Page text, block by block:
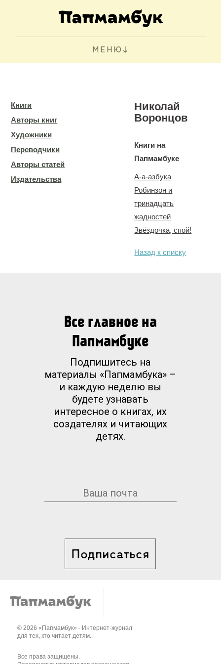
МЕНЮ
Книги
Авторы книг
Художники
Переводчики
Авторы статей
Издательства
Николай
Воронцов
Книги на
Папмамбуке
А-а-азбука
Робинзон и
тринадцать
жадностей
Звёздочка, спой!
Назад к списку
Все главное на
Папмамбуке
Подпишитесь на
материалы «Папмамбука» –
и каждую неделю вы
будете узнавать
интересное о книгах, их
создателях и читающих
детях.
Подписаться
© 2026 «Папмамбук» - Интернет-журнал
для тех, кто читает детям..
Все права защищены.